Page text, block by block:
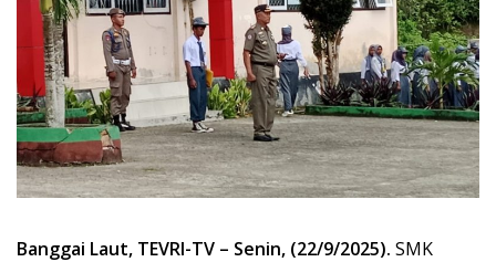
Banggai Laut, TEVRI-TV – Senin, (22/9/2025). SMK